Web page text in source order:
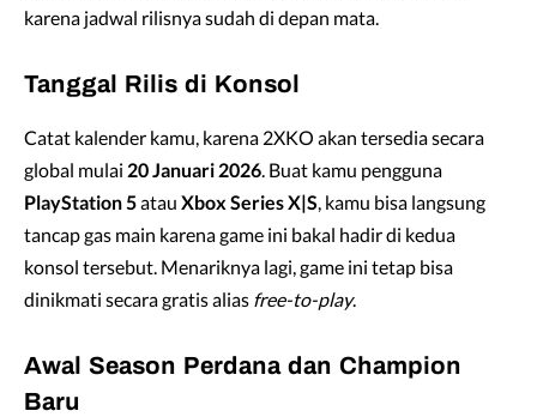
karena jadwal rilisnya sudah di depan mata.
Tanggal Rilis di Konsol
Catat kalender kamu, karena 2XKO akan tersedia secara
global mulai 20 Januari 2026 . Buat kamu pengguna
PlayStation 5atau Xbox Series X|S , kamu bisa langsung
tancap gas main karena game ini bakal hadir di kedua
konsol tersebut. Menariknya lagi, game ini tetap bisa
dinikmati secara gratis alias free-to-play.
Awal Season Perdana dan Champion
Baru